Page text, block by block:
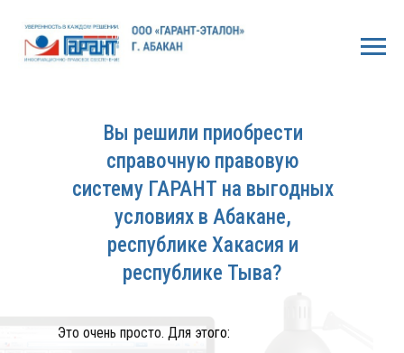
Вы решили приобрести
справочную правовую
систему ГАРАНТ на выгодных
условиях в Абакане,
республике Хакасия и
республике Тыва?
Это очень просто. Для этого: